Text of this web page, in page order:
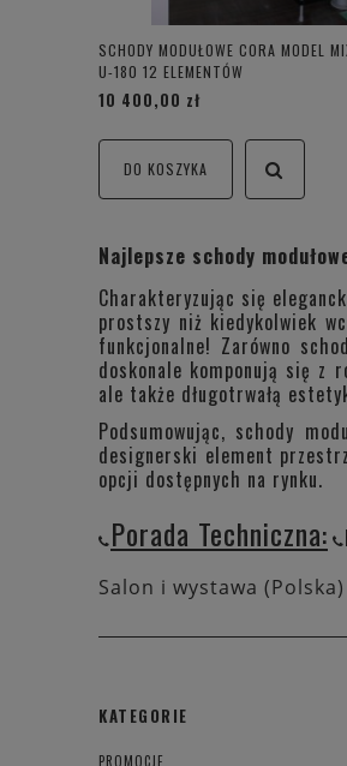
SCHODY MODUŁOWE CORA MODEL
U-180 12 ELEMENTÓW
10 400,00 zł
DO KOSZYKA
Najlepsze schody
Charakteryzując się
prostszy niż kiedykolwiek
funkcjonalne! Zarówno
doskonale komponują się z
ale także długotrwałą
Podsumowując, schody
designerski element
opcji dostępnych na rynku.
Porada Techniczna:
Salon i wystawa
KATEGORIE
PROMOCJE